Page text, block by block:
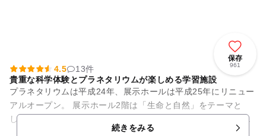
保存
961
4.5
13件
貴重な科学体験とプラネタリウムが楽しめる学習施設
プラネタリウムは平成24年、展示ホールは平成25年にリニュー
アルオープン。 展示ホール2階は「生命と自然」をテーマと
し、地球環境の学習、滋賀県、琵琶湖の自然について学べま
続きをみる